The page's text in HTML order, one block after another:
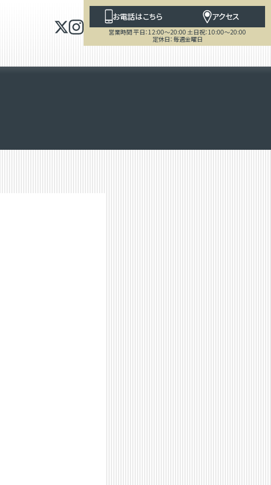
お電話はこちら アクセス
営業時間 平日：12:00～20:00 土日祝：10:00～20:00
定休日：毎週金曜日